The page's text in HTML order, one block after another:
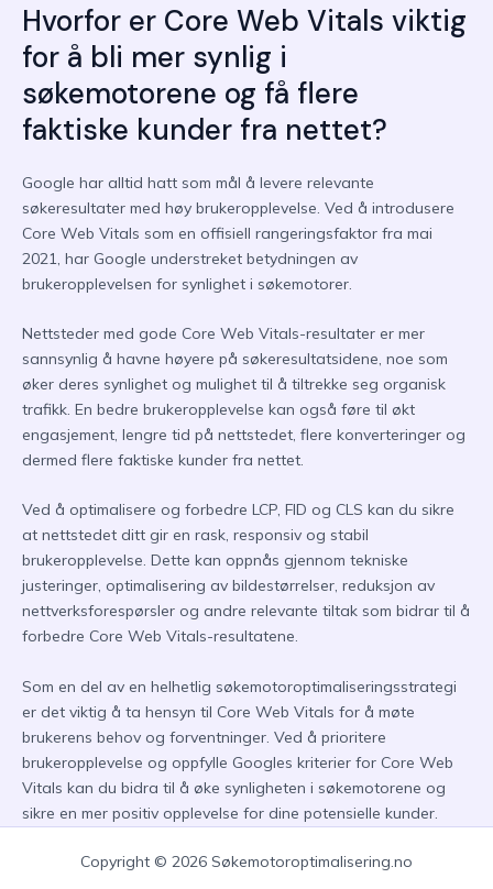
Hvorfor er Core Web Vitals viktig
for å bli mer synlig i
søkemotorene og få flere
faktiske kunder fra nettet?
Google har alltid hatt som mål å levere relevante
søkeresultater med høy brukeropplevelse. Ved å introdusere
Core Web Vitals som en offisiell rangeringsfaktor fra mai
2021, har Google understreket betydningen av
brukeropplevelsen for synlighet i søkemotorer.
Nettsteder med gode Core Web Vitals-resultater er mer
sannsynlig å havne høyere på søkeresultatsidene, noe som
øker deres synlighet og mulighet til å tiltrekke seg organisk
trafikk. En bedre brukeropplevelse kan også føre til økt
engasjement, lengre tid på nettstedet, flere konverteringer og
dermed flere faktiske kunder fra nettet.
Ved å optimalisere og forbedre LCP, FID og CLS kan du sikre
at nettstedet ditt gir en rask, responsiv og stabil
brukeropplevelse. Dette kan oppnås gjennom tekniske
justeringer, optimalisering av bildestørrelser, reduksjon av
nettverksforespørsler og andre relevante tiltak som bidrar til å
forbedre Core Web Vitals-resultatene.
Som en del av en helhetlig søkemotoroptimaliseringsstrategi
er det viktig å ta hensyn til Core Web Vitals for å møte
brukerens behov og forventninger. Ved å prioritere
brukeropplevelse og oppfylle Googles kriterier for Core Web
Vitals kan du bidra til å øke synligheten i søkemotorene og
sikre en mer positiv opplevelse for dine potensielle kunder.
Copyright © 2026 Søkemotoroptimalisering.no